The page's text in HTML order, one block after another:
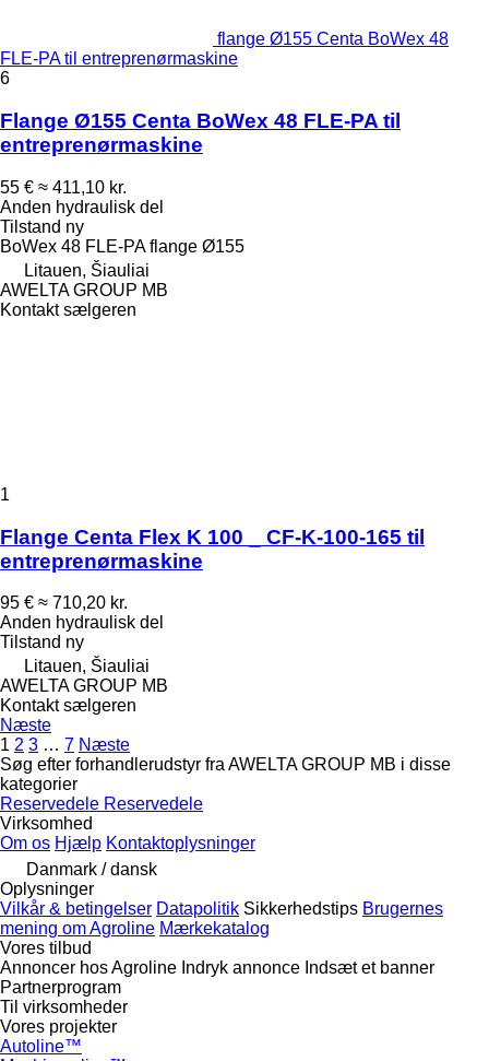
flange Ø155 Centa BoWex 48
FLE-PA til entreprenørmaskine
6
Flange Ø155 Centa BoWex 48 FLE-PA til
entreprenørmaskine
55 € ≈ 411,10 kr.
Anden hydraulisk del
Tilstand ny
BoWex 48 FLE-PA flange Ø155
Litauen, Šiauliai
AWELTA GROUP MB
Kontakt sælgeren
1
Flange Centa Flex K 100 _ CF-K-100-165 til
entreprenørmaskine
95 € ≈ 710,20 kr.
Anden hydraulisk del
Tilstand ny
Litauen, Šiauliai
AWELTA GROUP MB
Kontakt sælgeren
Næste
1 2 3 … 7 Næste
Søg efter forhandlerudstyr fra AWELTA GROUP MB i disse
kategorier
Reservedele Reservedele
Virksomhed
Om os Hjælp Kontaktoplysninger
Danmark / dansk
Oplysninger
Vilkår & betingelser Datapolitik Sikkerhedstips Brugernes
mening om Agroline Mærkekatalog
Vores tilbud
Annoncer hos Agroline Indryk annonce Indsæt et banner
Partnerprogram
Til virksomheder
Vores projekter
Autoline™